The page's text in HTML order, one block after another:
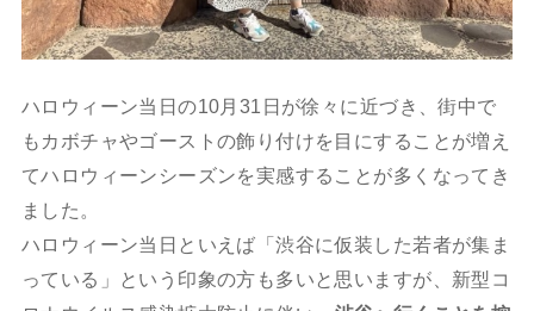
ハロウィーン当日の10月31日が徐々に近づき、街中で
もカボチャやゴーストの飾り付けを目にすることが増え
てハロウィーンシーズンを実感することが多くなってき
ました。
ハロウィーン当日といえば「渋谷に仮装した若者が集ま
っている」という印象の方も多いと思いますが、新型コ